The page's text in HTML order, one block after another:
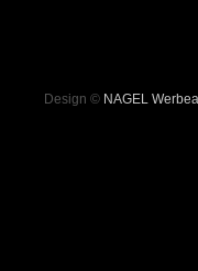
Design © NAGEL